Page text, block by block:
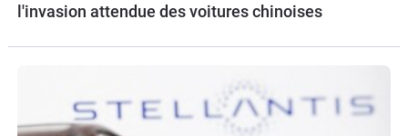
l'invasion attendue des voitures chinoises